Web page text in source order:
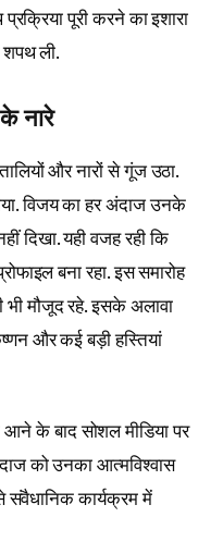
पूरी करने का इशारा
ली.
नारे
और नारों से गूंज उठा.
विजय का हर अंदाज उनके
दिखा. यही वजह रही कि
बना रहा. इस समारोह
भी मौजूद रहे. इसके अलावा
और कई बड़ी हस्तियां
आने के बाद सोशल मीडिया पर
को उनका आत्मविश्वास
कार्यक्रम में